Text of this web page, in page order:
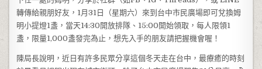
轉傳給親朋好友，1月31日（星期六）來到台中市民廣場即可兌換姆
明小提燈1盞，當天14:30開放排隊、15:00開始領取，每人限領1
盞，限量1,000盞發完為止，想先入手的朋友請把握機會喔！
陳局長說明，近日有許多民眾分享這個冬天走在台中，最療癒的時刻